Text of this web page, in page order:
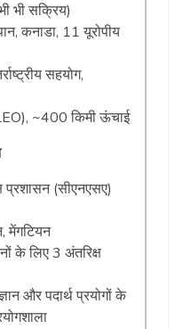
भी सक्रिय)
कनाडा, 11 यूरोपीय
सहयोग,
~400 किमी ऊंचाई
प्रशासन (सीएनएसए)
मेंगटियन
के लिए 3 अंतरिक्ष
और पदार्थ प्रयोगों के